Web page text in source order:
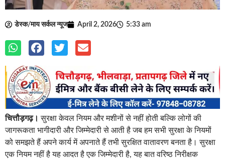
डेस्क/माय सर्कल न्यूज April 2, 2026 5:33 am
चित्तौड़गढ़। सुरक्षा केवल नियम और मशीनों से नहीं होती बल्कि लोगों की
जागरूकता भागीदारी और जिम्मेदारी से आती है जब हम सभी सुरक्षा के नियमों
को समझते हैं अपने कार्य में अपनाते हैं तभी सुरक्षित वातावरण बनता है। सुरक्षा
एक नियम नहीं है यह आदत है एक जिम्मेदारी है, यह बात वरिष्ठ निरीक्षक